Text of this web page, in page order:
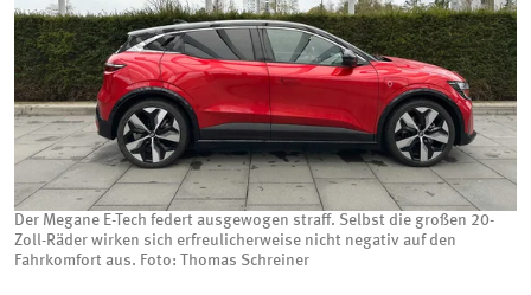
Der Megane E-Tech federt ausgewogen straff. Selbst die großen 20-
Zoll-Räder wirken sich erfreulicherweise nicht negativ auf den
Fahrkomfort aus. Foto: Thomas Schreiner